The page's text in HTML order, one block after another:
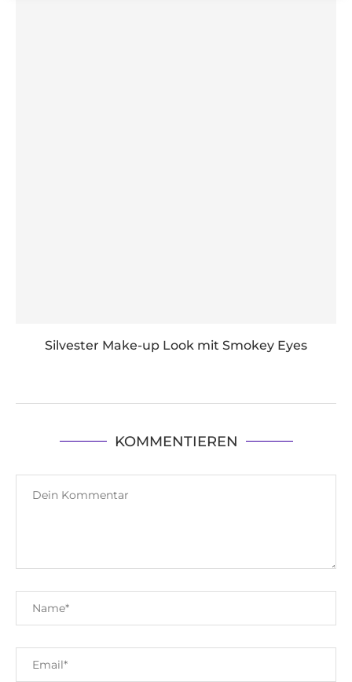
Silvester Make-up Look mit Smokey Eyes
KOMMENTIEREN